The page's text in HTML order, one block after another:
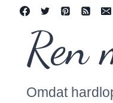
contentRen
Omdat